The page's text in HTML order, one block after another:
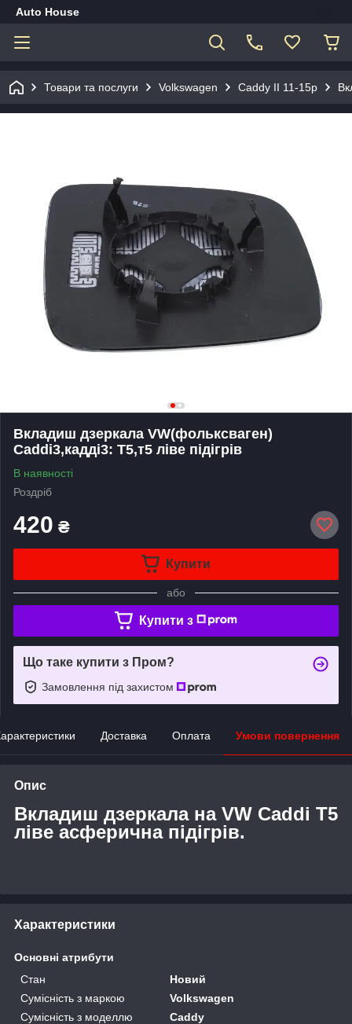
Auto House
Товари та послуги Volkswagen Caddy II 11-15р
Вкладиш дзеркала VW(фольксваген)
Caddi3,кадді3: T5,т5 ліве підігрів
В наявності
Роздріб
420 ₴
Купити
або
Купити з
Що таке купити з Пром?
Замовлення під захистом
Доставка Оплата Умови повернення
Опис
Вкладиш дзеркала на VW Caddi T5
ліве асферична підігрів.
Характеристики
Основні атрибути
Стан
Новий
Сумісність з маркою
Volkswagen
Сумісність з моделлю
Caddy